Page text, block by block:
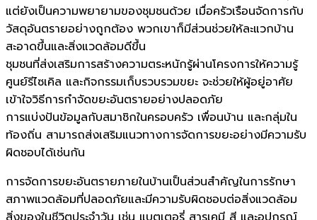
แต่ยังเป็นความพยายามของชุมชนด้วย เมื่อครัวเรือนจัดการกับ
วัสดุอันตรายอย่างถูกต้อง พวกเขาก็มีส่วนช่วยให้ละแวกบ้าน
สะอาดขึ้นและสิ่งแวดล้อมดีขึ้น
ชุมชนที่ส่งเสริมการสร้างความตระหนักรู้ผ่านโครงการให้ความรู้
ศูนย์รีไซเคิล และกิจกรรมเก็บรวบรวมขยะ จะช่วยให้ผู้อยู่อาศัย
เข้าใจวิธีการกำจัดขยะอันตรายอย่างปลอดภัย
การแบ่งปันข้อมูลกับสมาชิกในครอบครัว เพื่อนบ้าน และกลุ่มใน
ท้องถิ่น สามารถส่งเสริมแนวทางการจัดการขยะอย่างมีความรับ
ผิดชอบได้เช่นกัน
การจัดการขยะอันตรายภายในบ้านเป็นส่วนสำคัญในการรักษา
สภาพแวดล้อมที่ปลอดภัยและมีความรับผิดชอบต่อสิ่งแวดล้อม